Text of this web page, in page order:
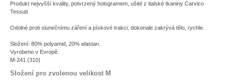
Produkt nejvyšší kvality, potvrzený hologramem, ušité z italské tkaniny Carvico
Tessuti
Odolné proti slunečnímu záření a pískové trakci, dokonale zakrývá tělo, rychle.
Složení: 80% polyamid, 20% elastan.
Vyrobeno v Evropě.
M-241 (310)
Složení pro zvolenou velikost M